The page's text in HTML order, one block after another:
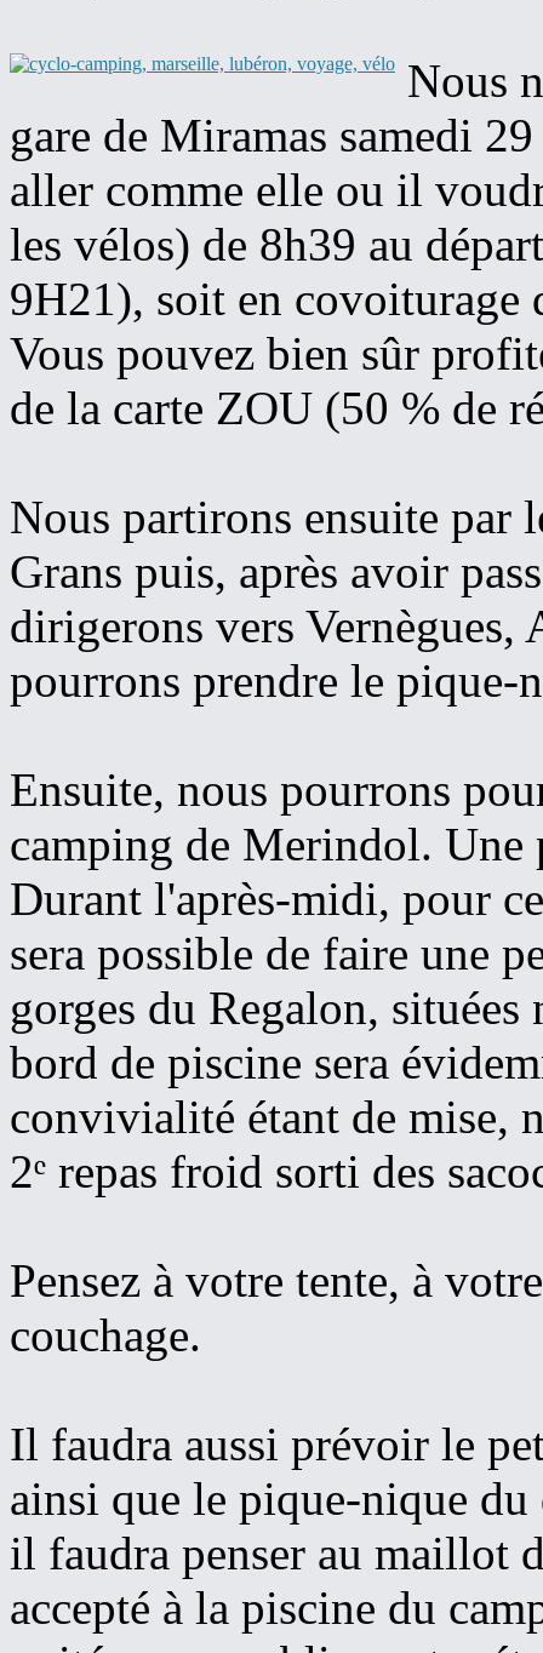
Nous
gare de Miramas samedi
aller comme elle ou il
les vélos) de 8h39 au
9H21), soit en covoiturage
Vous pouvez bien sûr
de la carte ZOU (50 % de
Nous partirons ensuite par
Grans puis, après avoir
dirigerons vers
pourrons prendre le pique-
Ensuite, nous pourrons
camping de Merindol. Une
Durant l'après-midi, pour
sera possible de faire une
gorges du Regalon,
bord de piscine sera
convivialité étant de mise,
2ᵉ repas froid sorti des
Pensez à votre tente, à
couchage.
Il faudra aussi prévoir le
ainsi que le pique-nique
il faudra penser au maillot
accepté à la piscine du